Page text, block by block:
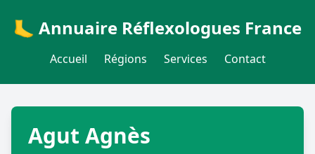
🦶 Annuaire Réflexologues France
Accueil Régions Services Contact
Agut Agnès